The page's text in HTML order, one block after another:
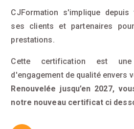
CJFormation s'implique
ses clients et partenaires
prestations.
Cette certification est une
d'engagement de qualité envers
Renouvelée jusqu’en 2027,
notre nouveau certificat ci